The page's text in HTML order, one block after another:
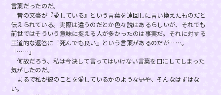
言葉だったのだ。
昔の文豪が『愛している』という言葉を遠回しに言い換えたものだと
伝えられている。実際は違うのだとか色々説はあるらしいが、それでも
前世ではそういう意味に捉える人が多かったのは事実だ。それに対する
王道的な返答に『死んでも良い』という言葉があるのだが……。
「……」
何故だろう、私は今決して言ってはいけない言葉を口にしてしまった
気がしたのだ。
まるで私が彼のことを愛しているかのような――いや、そんなはずはな
い。